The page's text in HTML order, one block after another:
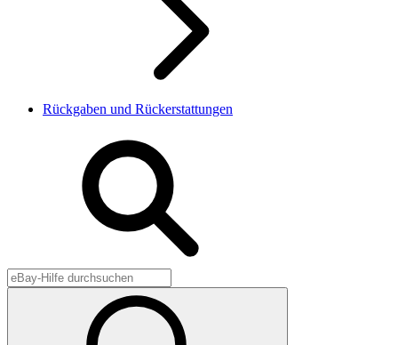
Rückgaben und Rückerstattungen